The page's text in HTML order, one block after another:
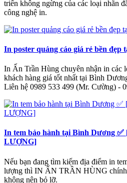
triển không ngừng của các loại nhãn
công nghệ in.
In poster quảng cáo giá rẻ bền đẹp
In Ấn Trần Hùng chuyên nhận in các
khách hàng giá tốt nhất tại Bình
Liên hệ 0989 533 499 (Mr. Cường) -
In tem bảo hành tại Bình Dương
LƯỢNG]
Nếu bạn đang tìm kiếm địa điểm in
lượng thì IN ẤN TRẦN HÙNG chính
không nên bỏ lỡ.